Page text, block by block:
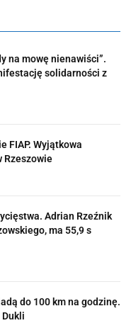
na mowę nienawiści”.
solidarności z
FIAP. Wyjątkowa
Rzeszowie
Adrian Rzeźnik
ma 55,9 s
do 100 km na godzinę.
Dukli